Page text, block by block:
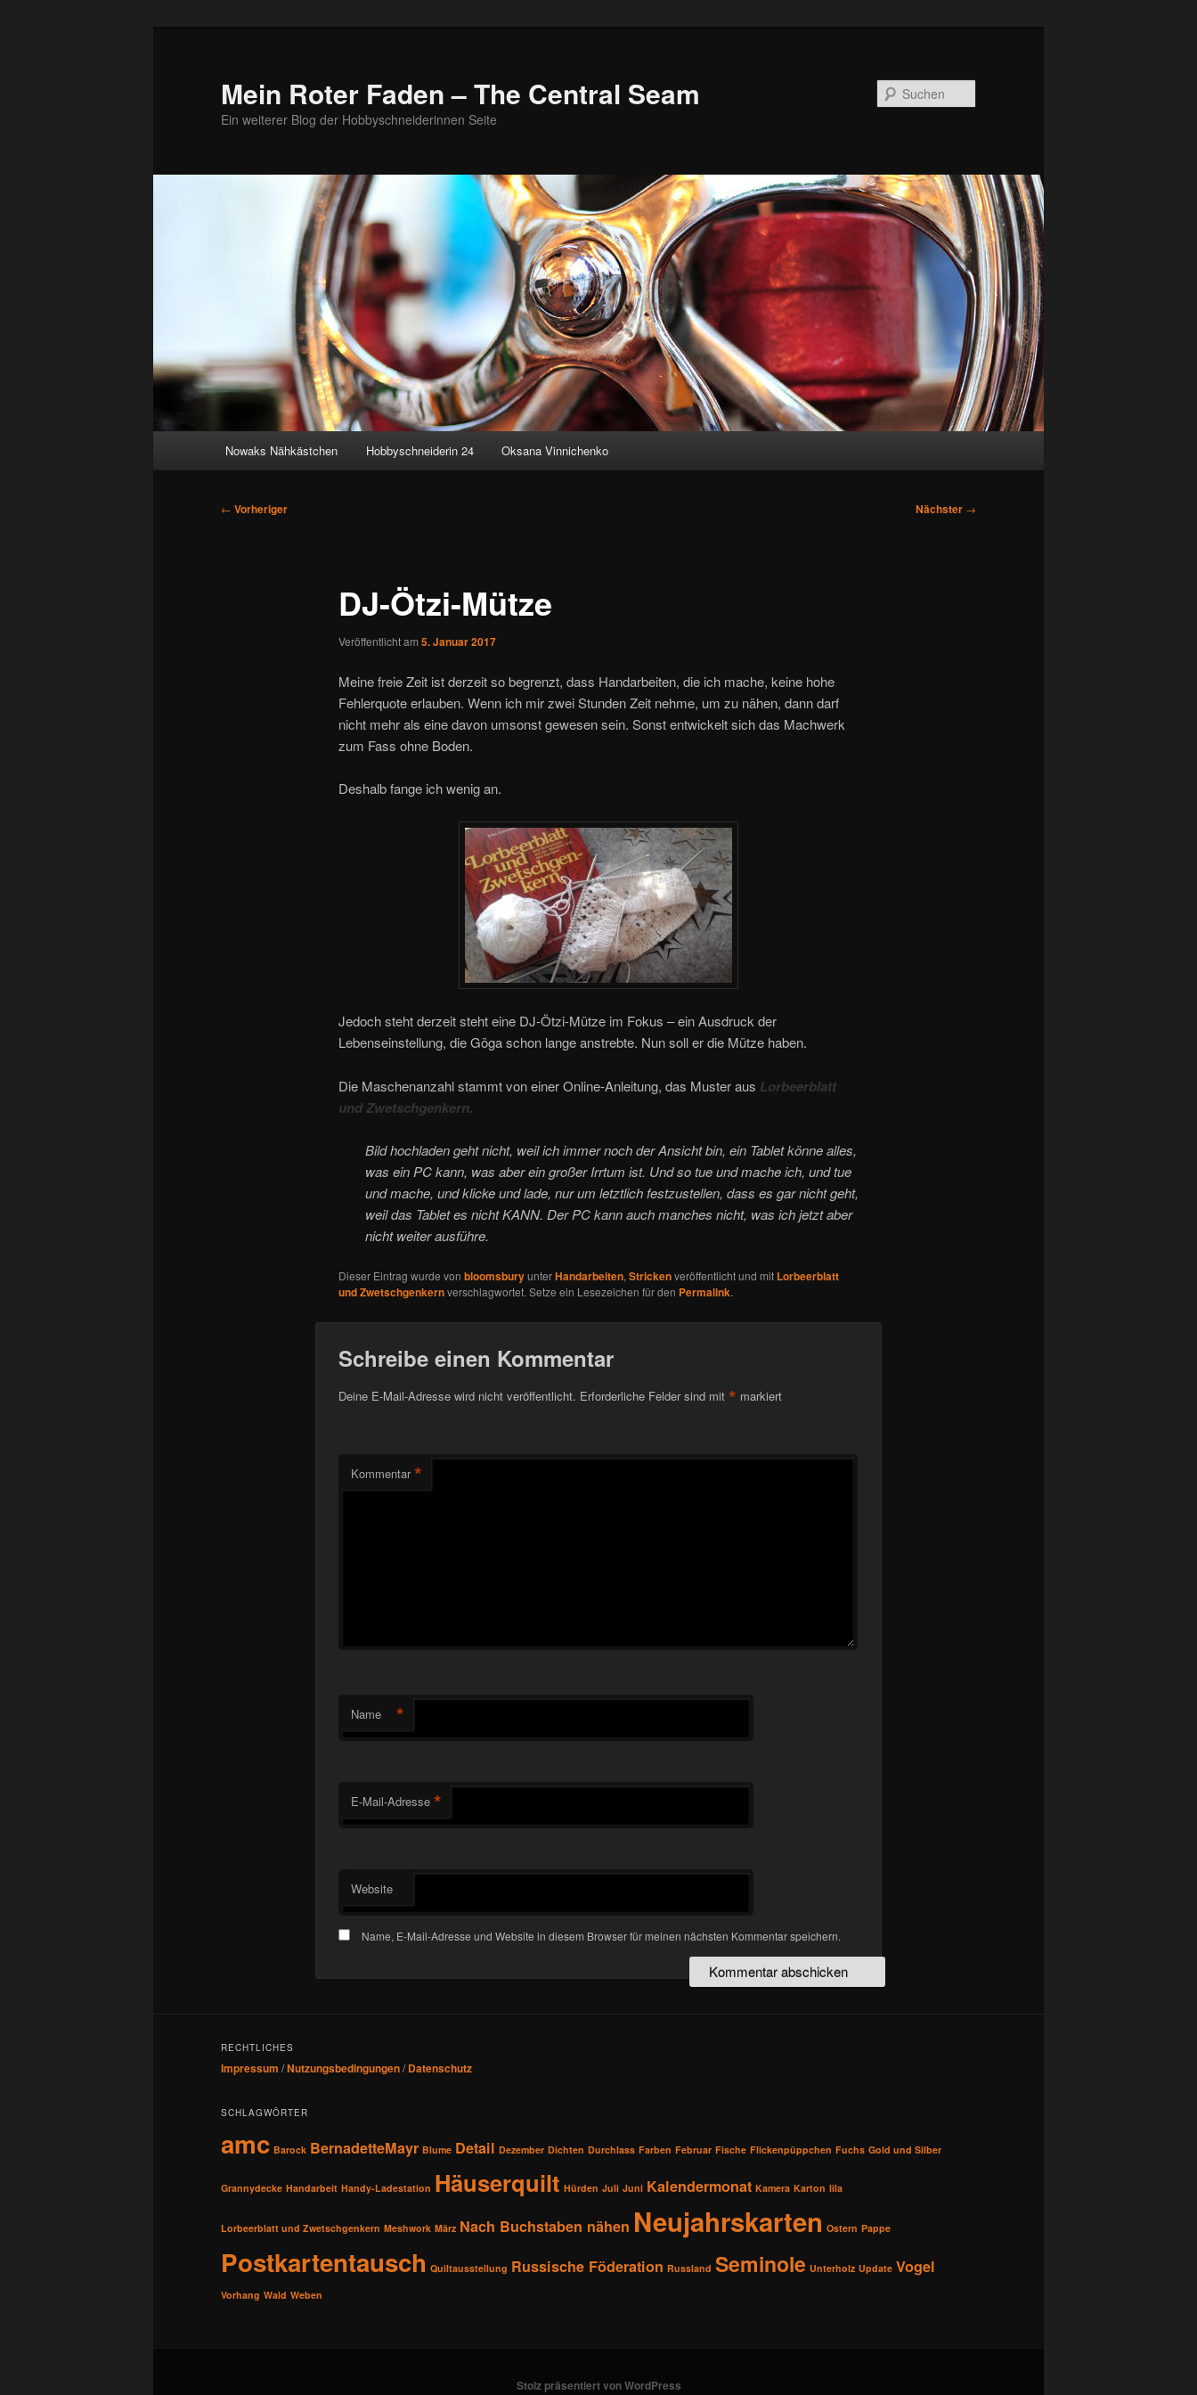
Mein Roter Faden – The Central Seam
Ein weiterer Blog der Hobbyschneiderinnen Seite
Nowaks Nähkästchen Hobbyschneiderin 24 Oksana Vinnichenko
Beitragsnavigation
← Vorheriger Nächster →
DJ-Ötzi-Mütze
Veröffentlicht am 5. Januar 2017
Meine freie Zeit ist derzeit so begrenzt, dass Handarbeiten, die ich mache, keine hohe
Fehlerquote erlauben. Wenn ich mir zwei Stunden Zeit nehme, um zu nähen, dann darf
nicht mehr als eine davon umsonst gewesen sein. Sonst entwickelt sich das Machwerk
zum Fass ohne Boden.
Deshalb fange ich wenig an.
Jedoch steht derzeit steht eine DJ-Ötzi-Mütze im Fokus – ein Ausdruck der
Lebenseinstellung, die Göga schon lange anstrebte. Nun soll er die Mütze haben.
Die Maschenanzahl stammt von einer Online-Anleitung, das Muster aus Lorbeerblatt
und Zwetschgenkern.
Bild hochladen geht nicht, weil ich immer noch der Ansicht bin, ein Tablet könne alles,
was ein PC kann, was aber ein großer Irrtum ist. Und so tue und mache ich, und tue
und mache, und klicke und lade, nur um letztlich festzustellen, dass es gar nicht geht,
weil das Tablet es nicht KANN. Der PC kann auch manches nicht, was ich jetzt aber
nicht weiter ausführe.
Dieser Eintrag wurde von bloomsburyunterHandarbeiten, Strickenveröffentlicht und mit Lorbeerblatt
und Zwetschgenkernverschlagwortet. Setze ein Lesezeichen für den Permalink.
Schreibe einen Kommentar
Deine E-Mail-Adresse wird nicht veröffentlicht. Erforderliche Felder sind mit * markiert
Kommentar *
Name *
E-Mail-Adresse *
Website
Name, E-Mail-Adresse und Website in diesem Browser für meinen nächsten Kommentar speichern.
RECHTLICHES
Impressum /Nutzungsbedingungen/Datenschutz
SCHLAGWÖRTER
amc Barock BernadetteMayr Blume Detail Dezember Dichten Durchlass Farben Februar Fische Flickenpüppchen Fuchs Gold und Silber
Grannydecke Handarbeit Handy-Ladestation Häuserquilt Hürden Juli Juni Kalendermonat Kamera Karton lila
Lorbeerblatt und Zwetschgenkern Meshwork März Nach Buchstaben nähen Neujahrskarten Ostern Pappe
Postkartentausch Quiltausstellung Russische Föderation Russland Seminole Unterholz Update Vogel
Vorhang Wald Weben
Stolz präsentiert von WordPress